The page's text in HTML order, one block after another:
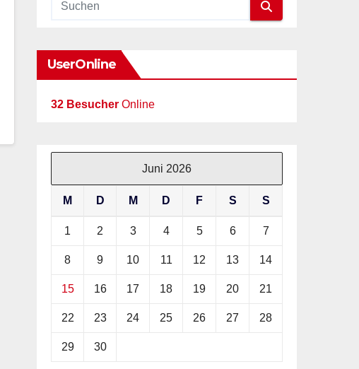
UserOnline
32 Besucher Online
Juni 2026
M D M D F S S
1 2 3 4 5 6 7
8 9 10 11 12 13 14
15 16 17 18 19 20 21
22 23 24 25 26 27 28
29 30